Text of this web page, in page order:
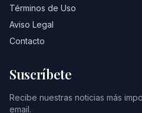
Términos de Uso
Aviso Legal
Contacto
Suscríbete
Recibe nuestras noticias más
email.